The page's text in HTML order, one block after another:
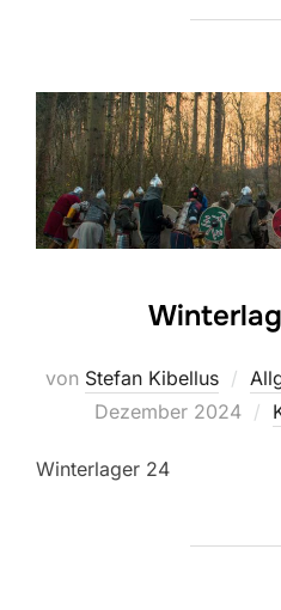
von Stefan Kibellus
Dezember 2024
Winterlager 24